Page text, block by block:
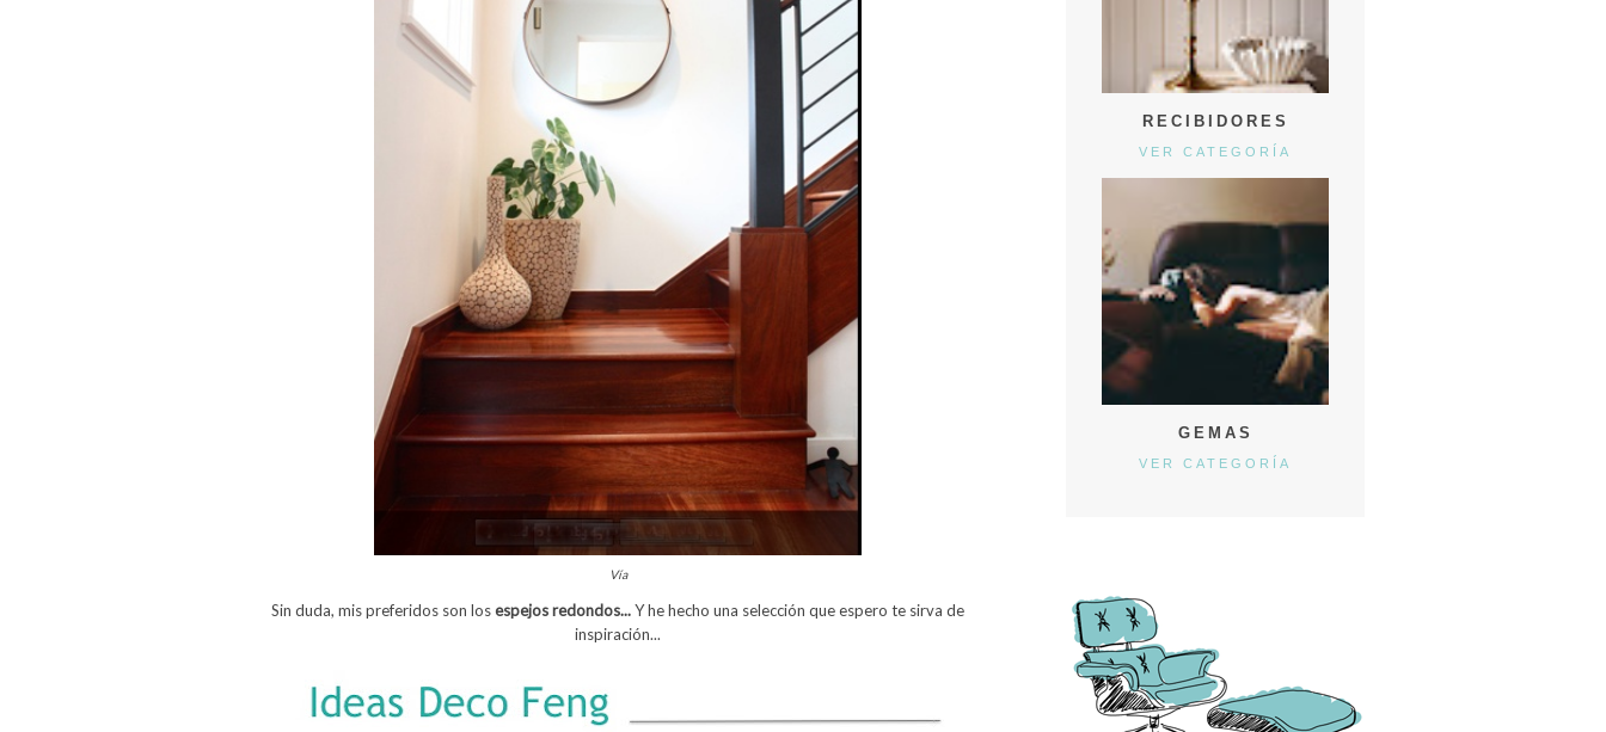
Vía
Sin duda, mis preferidos son losespejos redondos...Y he hecho una selección que espero te sirva de
inspiración...
RECIBIDORES
VER CATEGORÍA
GEMAS
VER CATEGORÍA